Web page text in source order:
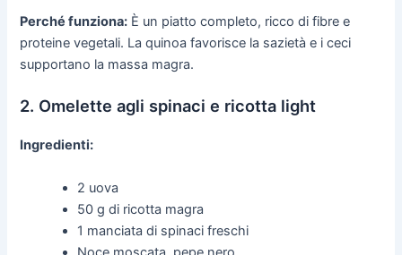
Perché funziona: È un piatto completo, ricco di fibre e
proteine vegetali. La quinoa favorisce la sazietà e i ceci
supportano la massa magra.
2. Omelette agli spinaci e ricotta light
Ingredienti:
2 uova
50 g di ricotta magra
1 manciata di spinaci freschi